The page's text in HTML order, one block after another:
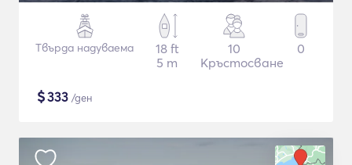
Твърда надуваема
18 ft
5 m
10
Кръстосване
0
$333 /ден